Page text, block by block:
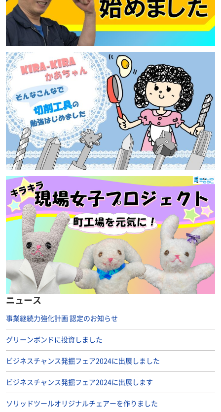
ニュース
事業継続力強化計画 認定のお知らせ
グリーンボンドに投資しました
ビジネスチャンス発掘フェア2024に出展しました
ビジネスチャンス発掘フェア2024に出展します
ソリッドツールオリジナルチェアーを作りました